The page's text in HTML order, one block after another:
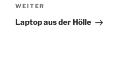
Nächster
Beitrag
WEITER
Laptop aus der Hölle